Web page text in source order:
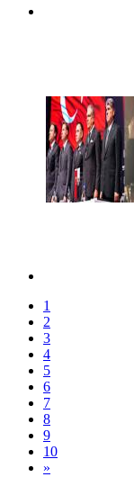
1
2
3
4
5
6
7
8
9
10
»